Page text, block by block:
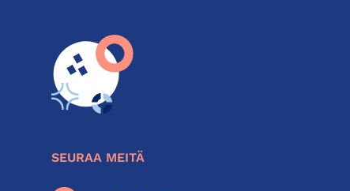
SEURAA MEITÄ